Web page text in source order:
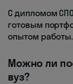
С дипломом
готовым
опытом работы.
Можно ли
вуз?